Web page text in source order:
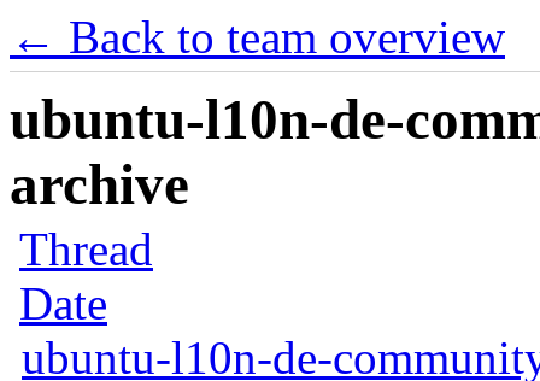
← Back to team overview
ubuntu-l10n-de-
archive
Thread
Date
ubuntu-l10n-de-